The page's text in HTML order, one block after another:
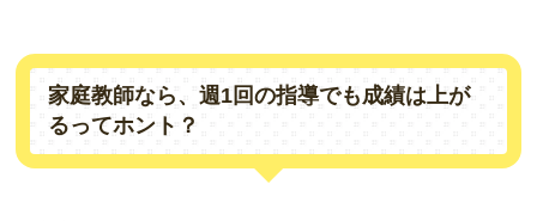
家庭教師なら、週1回の指導でも成績は上が
るってホント？